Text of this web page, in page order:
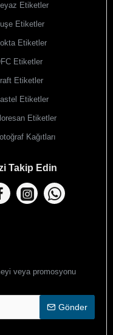
Etiketler
Etiketler
Etiketler
Etiketler
Etiketler
Etiketler
Etiketler
Kağıtları
Takip Edin
veya promosyonu
Gönder